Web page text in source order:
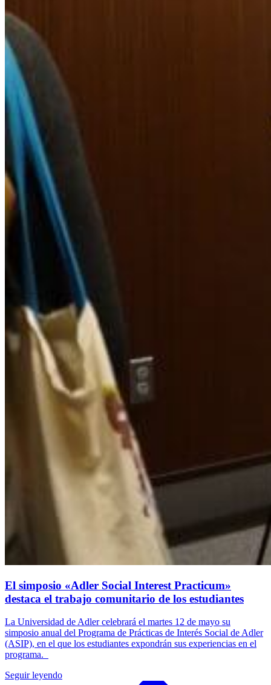
El simposio «Adler Social Interest Practicum»
destaca el trabajo comunitario de los estudiantes
La Universidad de Adler celebrará el martes 12 de mayo su
simposio anual del Programa de Prácticas de Interés Social de Adler
(ASIP), en el que los estudiantes expondrán sus experiencias en el
programa.
Seguir leyendo